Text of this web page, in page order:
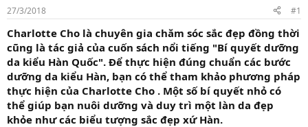
g
27/3/2018 #1
Charlotte Cho là chuyên gia chăm sóc sắc đẹp đồng thời
cũng là tác giả của cuốn sách nổi tiếng "Bí quyết dưỡng
da kiểu Hàn Quốc". Để thực hiện đúng chuẩn các bước
dưỡng da kiểu Hàn, bạn có thể tham khảo phương pháp
thực hiện của Charlotte Cho . Một số bí quyết nhỏ có
thể giúp bạn nuôi dưỡng và duy trì một làn da đẹp
khỏe như các biểu tượng sắc đẹp xứ Hàn.